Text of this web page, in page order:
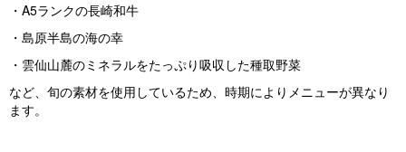
・A5ランクの長崎和牛
・島原半島の海の幸
・雲仙山麓のミネラルをたっぷり吸収した種取野菜
など、旬の素材を使用しているため、時期によりメニューが異なり
ます。